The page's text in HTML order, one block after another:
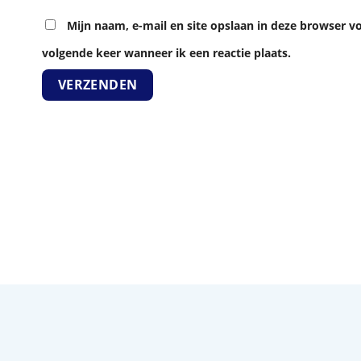
Mijn naam, e-mail en site opslaan in deze browser
volgende keer wanneer ik een reactie plaats.